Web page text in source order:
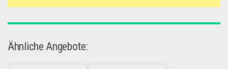
Ähnliche Angebote: